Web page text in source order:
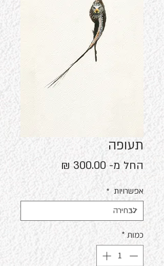
תעופה
החל מ- 300.00 ₪
מחיר
מבצע
אפשרויות *
כמות *